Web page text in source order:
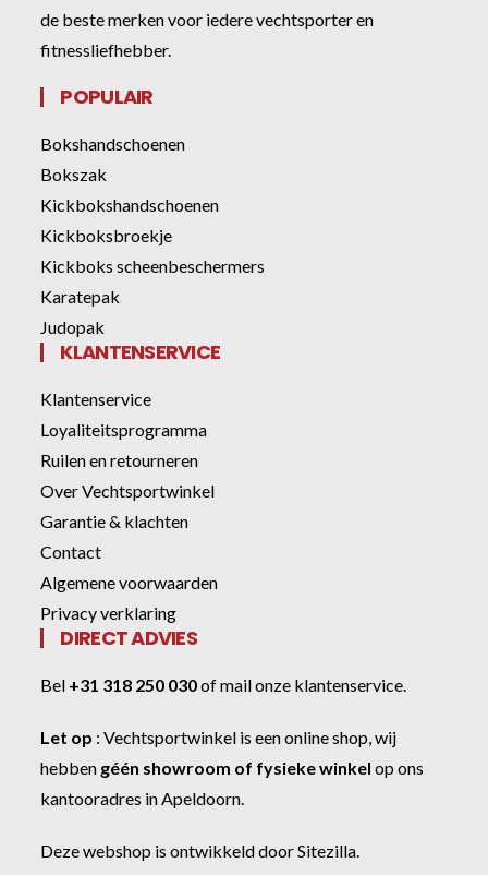
de beste merken voor iedere vechtsporter en
fitnessliefhebber.
POPULAIR
Bokshandschoenen
Bokszak
Kickbokshandschoenen
Kickboksbroekje
Kickboks scheenbeschermers
Karatepak
Judopak
KLANTENSERVICE
Klantenservice
Loyaliteitsprogramma
Ruilen en retourneren
Over Vechtsportwinkel
Garantie & klachten
Contact
Algemene voorwaarden
Privacy verklaring
DIRECT ADVIES
Bel +31 318 250 030ofmail onze klantenservice
Let op :Vechtsportwinkel is een online shop, wij
hebben géén showroom of fysieke winkel op ons
kantooradres in Apeldoorn.
Deze webshop is ontwikkeld doorSitezilla